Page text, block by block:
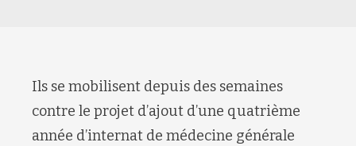
Ils se mobilisent depuis des semaines
contre le projet d’ajout d’une quatrième
année d’internat de médecine générale